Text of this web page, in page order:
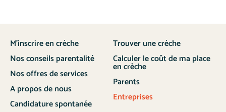
M’inscrire en crèche
Nos conseils parentalité
Nos offres de services
A propos de nous
Candidature spontanée
Trouver une crèche
Calculer le coût de ma place
en crèche
Parents
Entreprises